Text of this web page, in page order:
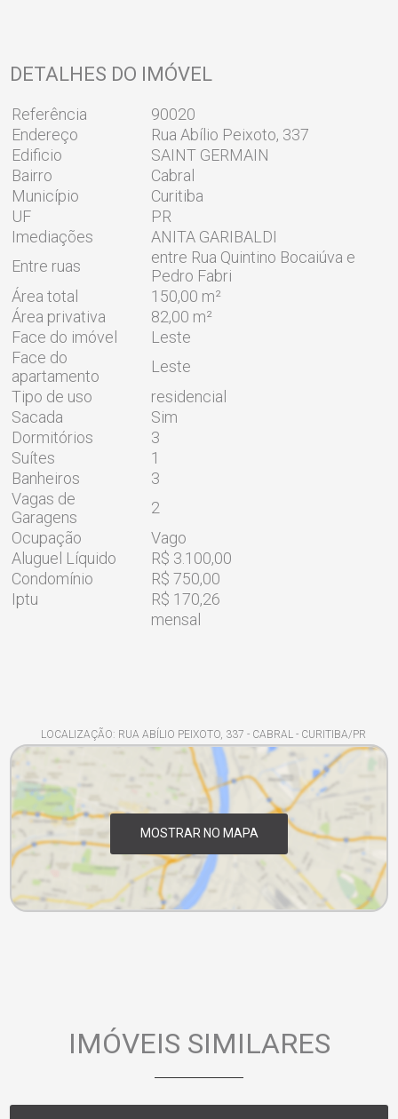
DETALHES DO IMÓVEL
Referência
90020
Endereço
Rua Abílio Peixoto, 337
Edificio
SAINT GERMAIN
Bairro
Cabral
Município
Curitiba
UF
PR
Imediações
ANITA GARIBALDI
Entre ruas
entre Rua Quintino Bocaiúva e
Pedro Fabri
Área total
150,00 m²
Área privativa
82,00 m²
Face do imóvel
Leste
Face do
apartamento
Leste
Tipo de uso
residencial
Sacada
Sim
Dormitórios
3
Suítes
1
Banheiros
3
Vagas de
Garagens
2
Ocupação
Vago
Aluguel Líquido
R$ 3.100,00
Condomínio
R$ 750,00
Iptu
R$ 170,26
mensal
LOCALIZAÇÃO: RUA ABÍLIO PEIXOTO, 337 - CABRAL - CURITIBA/PR
MOSTRAR NO MAPA
IMÓVEIS SIMILARES